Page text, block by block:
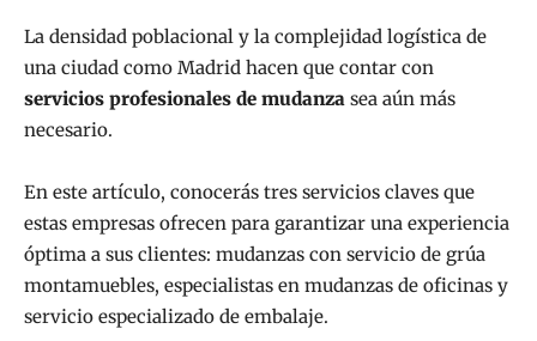
La densidad poblacional y la complejidad logística de
una ciudad como Madrid hacen que contar con
servicios profesionales de mudanza sea aún más
necesario.
En este artículo, conocerás tres servicios claves que
estas empresas ofrecen para garantizar una experiencia
óptima a sus clientes: mudanzas con servicio de grúa
montamuebles, especialistas en mudanzas de oficinas y
servicio especializado de embalaje.